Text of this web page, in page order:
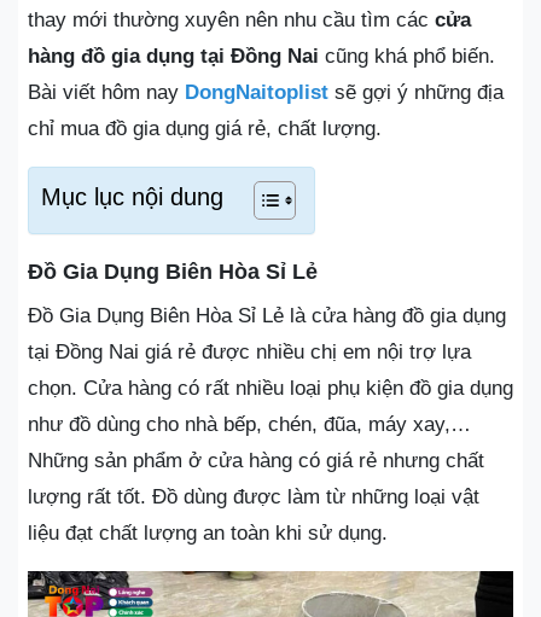
thay mới thường xuyên nên nhu cầu tìm các cửa
hàng đồ gia dụng tại Đồng Nai cũng khá phổ biến.
Bài viết hôm nay DongNaitoplist sẽ gợi ý những địa
chỉ mua đồ gia dụng giá rẻ, chất lượng.
Mục lục nội dung
Đồ Gia Dụng Biên Hòa Sỉ Lẻ
Đồ Gia Dụng Biên Hòa Sỉ Lẻ là cửa hàng đồ gia dụng
tại Đồng Nai giá rẻ được nhiều chị em nội trợ lựa
chọn. Cửa hàng có rất nhiều loại phụ kiện đồ gia dụng
như đồ dùng cho nhà bếp, chén, đũa, máy xay,…
Những sản phẩm ở cửa hàng có giá rẻ nhưng chất
lượng rất tốt. Đồ dùng được làm từ những loại vật
liệu đạt chất lượng an toàn khi sử dụng.